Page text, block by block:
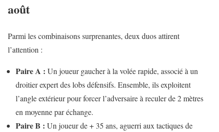
août
Parmi les combinaisons surprenantes, deux duos attirent
l’attention :
Paire A : Un joueur gaucher à la volée rapide, associé à un
droitier expert des lobs défensifs. Ensemble, ils exploitent
l’angle extérieur pour forcer l’adversaire à reculer de 2 mètres
en moyenne par échange.
Paire B : Un joueur de + 35 ans, aguerri aux tactiques de